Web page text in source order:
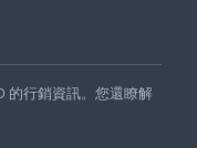
的行銷資訊。您還瞭解